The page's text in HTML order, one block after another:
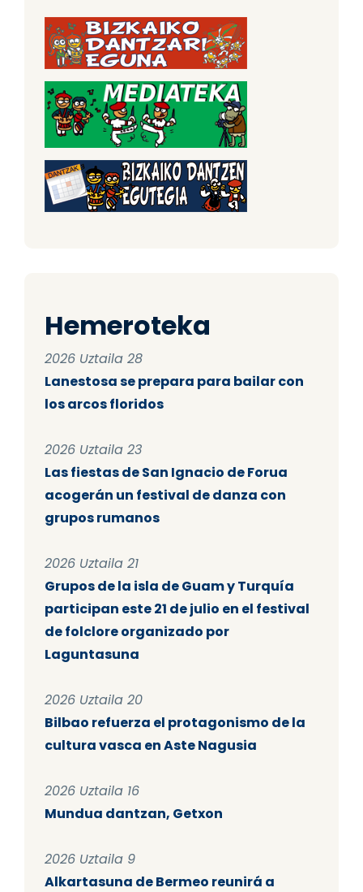
Hemeroteka
2026 Uztaila 28
Lanestosa se prepara para bailar con
los arcos floridos
2026 Uztaila 23
Las fiestas de San Ignacio de Forua
acogerán un festival de danza con
grupos rumanos
2026 Uztaila 21
Grupos de la isla de Guam y Turquía
participan este 21 de julio en el festival
de folclore organizado por
Laguntasuna
2026 Uztaila 20
Bilbao refuerza el protagonismo de la
cultura vasca en Aste Nagusia
2026 Uztaila 16
Mundua dantzan, Getxon
2026 Uztaila 9
Alkartasuna de Bermeo reunirá a